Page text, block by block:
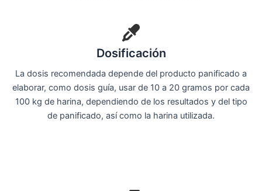
Dosificación
La dosis recomendada depende del producto panificado a
elaborar, como dosis guía, usar de 10 a 20 gramos por cada
100 kg de harina, dependiendo de los resultados y del tipo
de panificado, así como la harina utilizada.